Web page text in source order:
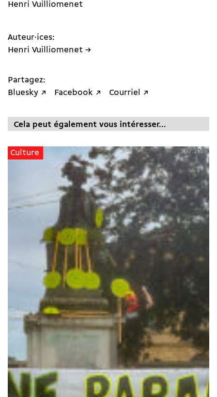
Henri Vuilliomenet
Auteur·ices:
Henri Vuilliomenet →
Partagez:
Bluesky ↗
Facebook ↗ Courriel ↗
Cela peut également vous intéresser...
Culture 3.07.2026